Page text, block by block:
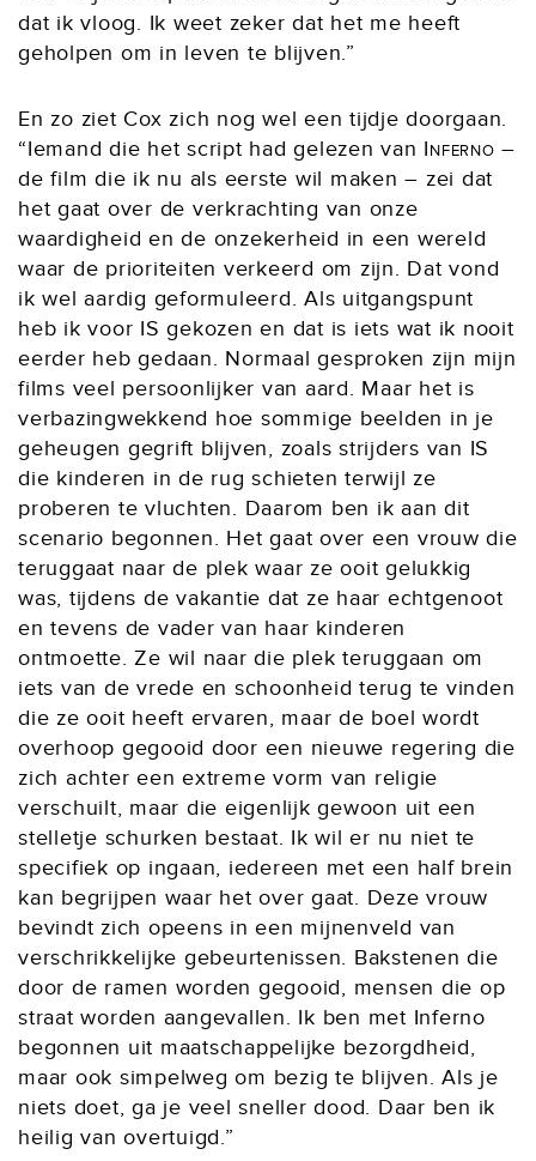
dat ik vloog. Ik weet zeker dat het me heeft
geholpen om in leven te blijven.”
En zo ziet Cox zich nog wel een tijdje doorgaan.
“Iemand die het script had gelezen van Inferno –
de film die ik nu als eerste wil maken – zei dat
het gaat over de verkrachting van onze
waardigheid en de onzekerheid in een wereld
waar de prioriteiten verkeerd om zijn. Dat vond
ik wel aardig geformuleerd. Als uitgangspunt
heb ik voor IS gekozen en dat is iets wat ik nooit
eerder heb gedaan. Normaal gesproken zijn mijn
films veel persoonlijker van aard. Maar het is
verbazingwekkend hoe sommige beelden in je
geheugen gegrift blijven, zoals strijders van IS
die kinderen in de rug schieten terwijl ze
proberen te vluchten. Daarom ben ik aan dit
scenario begonnen. Het gaat over een vrouw die
teruggaat naar de plek waar ze ooit gelukkig
was, tijdens de vakantie dat ze haar echtgenoot
en tevens de vader van haar kinderen
ontmoette. Ze wil naar die plek teruggaan om
iets van de vrede en schoonheid terug te vinden
die ze ooit heeft ervaren, maar de boel wordt
overhoop gegooid door een nieuwe regering die
zich achter een extreme vorm van religie
verschuilt, maar die eigenlijk gewoon uit een
stelletje schurken bestaat. Ik wil er nu niet te
specifiek op ingaan, iedereen met een half brein
kan begrijpen waar het over gaat. Deze vrouw
bevindt zich opeens in een mijnenveld van
verschrikkelijke gebeurtenissen. Bakstenen die
door de ramen worden gegooid, mensen die op
straat worden aangevallen. Ik ben met Inferno
begonnen uit maatschappelijke bezorgdheid,
maar ook simpelweg om bezig te blijven. Als je
niets doet, ga je veel sneller dood. Daar ben ik
heilig van overtuigd.”